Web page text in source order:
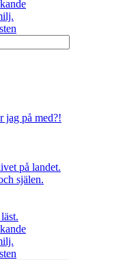
jag på med?!
på landet.
själen.